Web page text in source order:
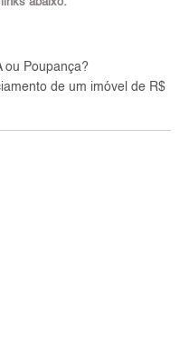
ou Poupança?
de um imóvel de R$